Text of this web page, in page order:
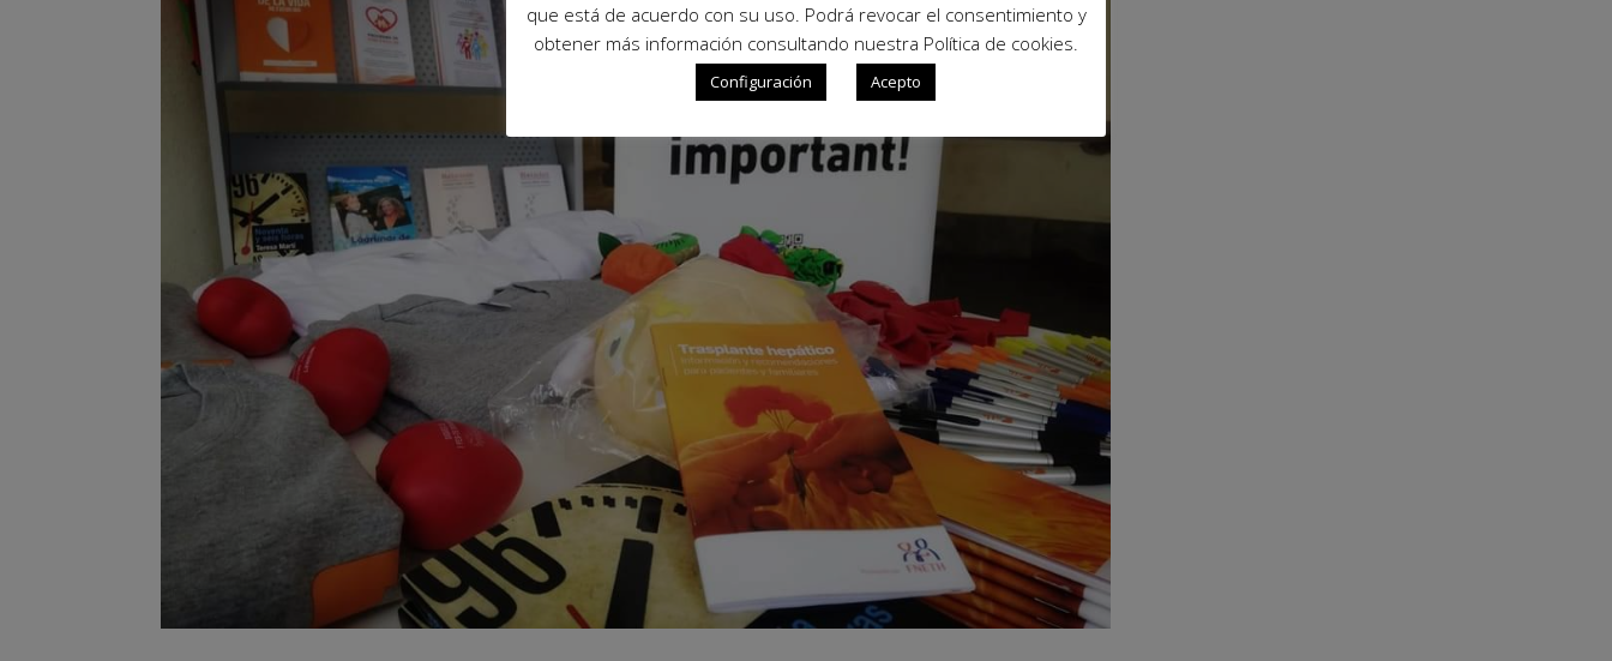
que está de acuerdo con su uso. Podrá revocar el consentimiento y
obtener más información consultando nuestra Política de cookies.
Configuración Acepto